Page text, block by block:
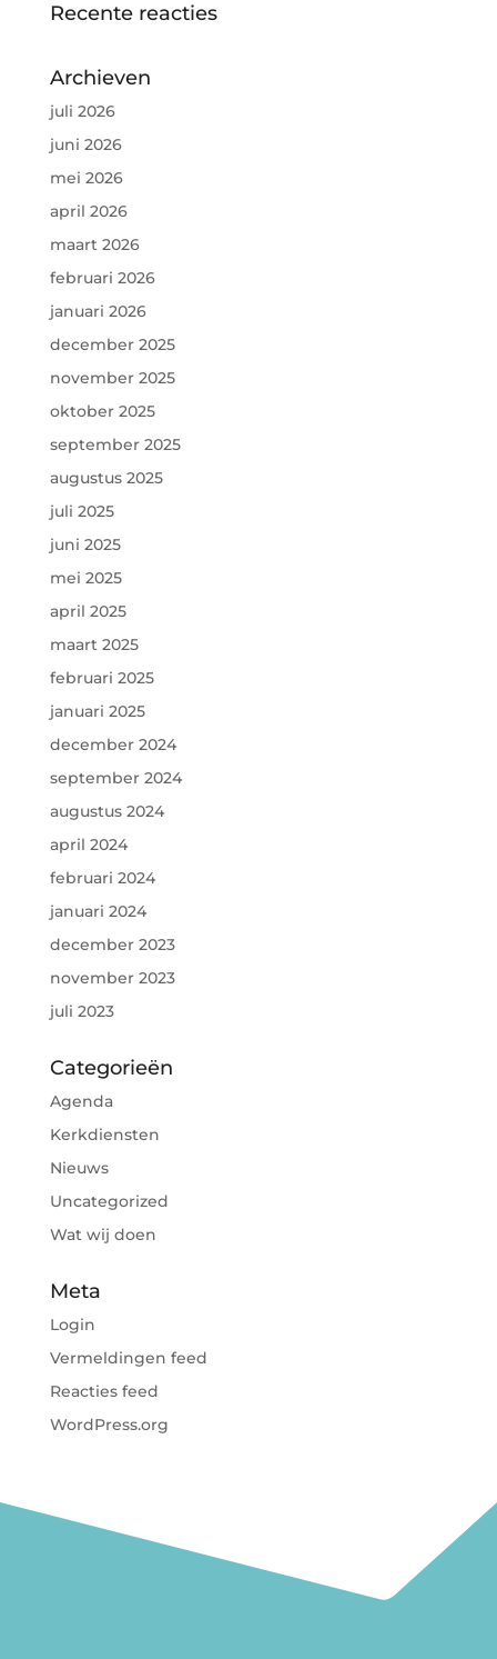
Recente reacties
Archieven
juli 2026
juni 2026
mei 2026
april 2026
maart 2026
februari 2026
januari 2026
december 2025
november 2025
oktober 2025
september 2025
augustus 2025
juli 2025
juni 2025
mei 2025
april 2025
maart 2025
februari 2025
januari 2025
december 2024
september 2024
augustus 2024
april 2024
februari 2024
januari 2024
december 2023
november 2023
juli 2023
Categorieën
Agenda
Kerkdiensten
Nieuws
Uncategorized
Wat wij doen
Meta
Login
Vermeldingen feed
Reacties feed
WordPress.org